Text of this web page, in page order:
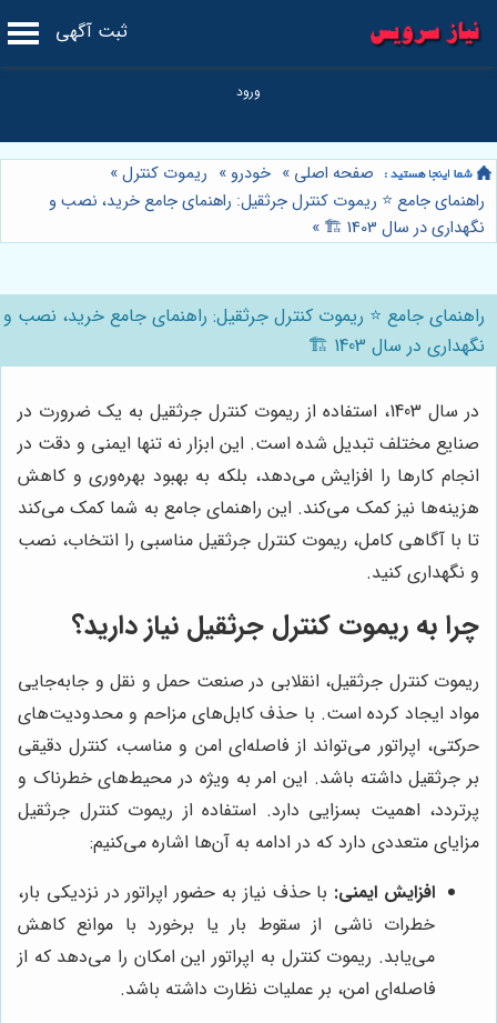
ثبت آگهی
صفحه اصلی » خودرو » ریموت کنترل»
راهنمای جامع ⭐️ ریموت کنترل جرثقیل: راهنمای جامع خرید، نصب و
نگهداری در سال 1403 🏗️
»
راهنمای جامع ⭐️ ریموت کنترل جرثقیل: راهنمای جامع خرید، نصب و
نگهداری در سال 1403 🏗️
در سال 1403، استفاده از ریموت کنترل جرثقیل به یک ضرورت در
صنایع مختلف تبدیل شده است. این ابزار نه تنها ایمنی و دقت در
انجام کارها را افزایش می‌دهد، بلکه به بهبود بهره‌وری و کاهش
هزینه‌ها نیز کمک می‌کند. این راهنمای جامع به شما کمک می‌کند
تا با آگاهی کامل، ریموت کنترل جرثقیل مناسبی را انتخاب، نصب
و نگهداری کنید.
چرا به ریموت کنترل جرثقیل نیاز دارید؟
ریموت کنترل جرثقیل، انقلابی در صنعت حمل و نقل و جابه‌جایی
مواد ایجاد کرده است. با حذف کابل‌های مزاحم و محدودیت‌های
حرکتی، اپراتور می‌تواند از فاصله‌ای امن و مناسب، کنترل دقیقی
بر جرثقیل داشته باشد. این امر به ویژه در محیط‌های خطرناک و
پرتردد، اهمیت بسزایی دارد. استفاده از ریموت کنترل جرثقیل
مزایای متعددی دارد که در ادامه به آن‌ها اشاره می‌کنیم:
افزایش ایمنی: با حذف نیاز به حضور اپراتور در نزدیکی بار،
خطرات ناشی از سقوط بار یا برخورد با موانع کاهش
می‌یابد. ریموت کنترل به اپراتور این امکان را می‌دهد که از
فاصله‌ای امن، بر عملیات نظارت داشته باشد.